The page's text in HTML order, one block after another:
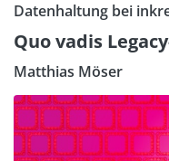
Datenhaltung bei
Quo vadis
Matthias Möser